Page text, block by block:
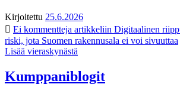
Kirjoitettu 25.6.2026
Ei kommentteja artikkeliin Digitaalinen
riski, jota Suomen rakennusala ei voi sivuuttaa
Lisää vieraskynästä
Kumppaniblogit